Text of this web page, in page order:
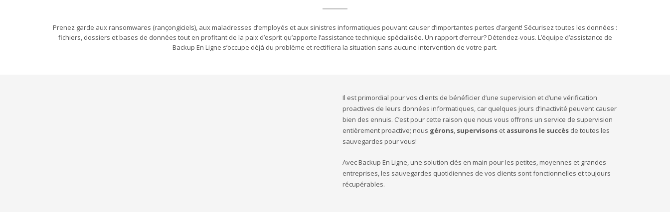
Prenez garde aux ransomwares (rançongiciels), aux maladresses d’employés et aux sinistres informatiques pouvant causer d’importantes pertes d’argent! Sécurisez toutes les données :
fichiers, dossiers et bases de données tout en profitant de la paix d’esprit qu’apporte l’assistance technique spécialisée. Un rapport d’erreur? Détendez-vous. L’équipe d’assistance de
Backup En Ligne s’occupe déjà du problème et rectifiera la situation sans aucune intervention de votre part.
Il est primordial pour vos clients de bénéficier d’une supervision et d’une vérification
proactives de leurs données informatiques, car quelques jours d’inactivité peuvent causer
bien des ennuis. C’est pour cette raison que nous vous offrons un service de supervision
entièrement proactive; nous gérons, supervisons et assurons le succès de toutes les
sauvegardes pour vous!
Avec Backup En Ligne, une solution clés en main pour les petites, moyennes et grandes
entreprises, les sauvegardes quotidiennes de vos clients sont fonctionnelles et toujours
récupérables.